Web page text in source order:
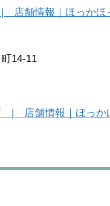
店舗情報｜ほっかほ
14-11
| 店舗情報｜ほっか